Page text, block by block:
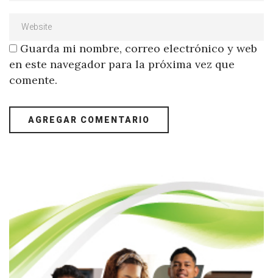
Guarda mi nombre, correo electrónico y web
en este navegador para la próxima vez que
comente.